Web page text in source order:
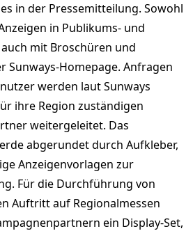
in der Pressemitteilung. Sowohl
in Publikums- und
mit Broschüren und
Homepage. Anfragen
werden laut Sunways
ihre Region zuständigen
weitergeleitet. Das
abgerundet durch Aufkleber,
Anzeigenvorlagen zur
Für die Durchführung von
Auftritt auf Regionalmessen
ein Display-Set,